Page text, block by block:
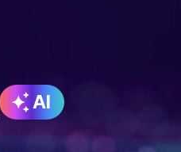
AI